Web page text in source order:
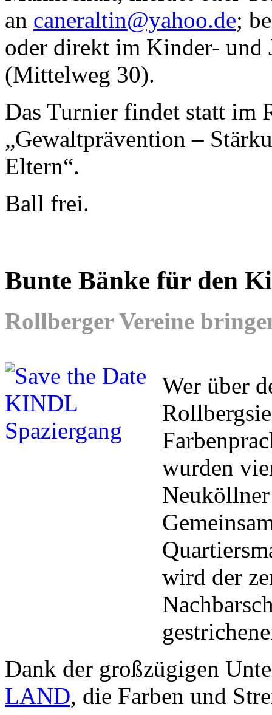
an caneraltin@yahoo.de;
oder direkt im Kinder- und
(Mittelweg 30).
Das Turnier findet statt im
„Gewaltprävention –
Eltern“.
Ball frei.
Bunte Bänke für den
Rollberger Vereine
Wer über
wurden
wird der
Dank der großzügigen
LAND, die Farben und